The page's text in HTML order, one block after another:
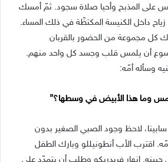
على المذبح وأحيا صلاة سجود. ثمّ أمسك
زياح داخل الكنيسة المكتظّة في ذلك المساء.
كل مجموعة من الحضور بالقربان
أن يلمس قلب وجسد كل واحد منهم.
وسأله أمّه:
وما هذا الأبيض في وسطها؟”
لاحظ وجود الصبي الصغير بدون
اقترب الأب أنطونيللو وبارك الطفل
انهار فريدريكو وطلب أن يتمدّد على